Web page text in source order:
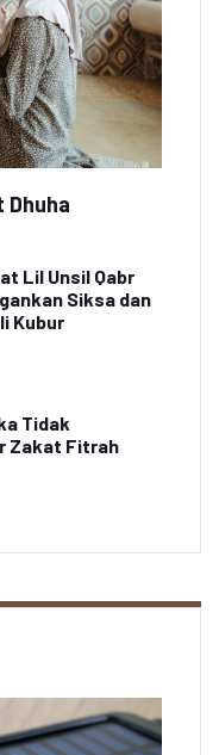
Dhuha
Lil Unsil Qabr
Siksa dan
Kubur
Tidak
Zakat Fitrah